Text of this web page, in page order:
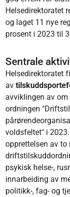
Helsedirektoratet
og laget 11 nye
prosent i 2023 til
Sentrale
Helsedirektoratet
av
avviklingen av om
ordningen
voldsfeltet" i
opprettelsen av to
psykisk helse-,
innarbeiding av
politikk-, fag- og